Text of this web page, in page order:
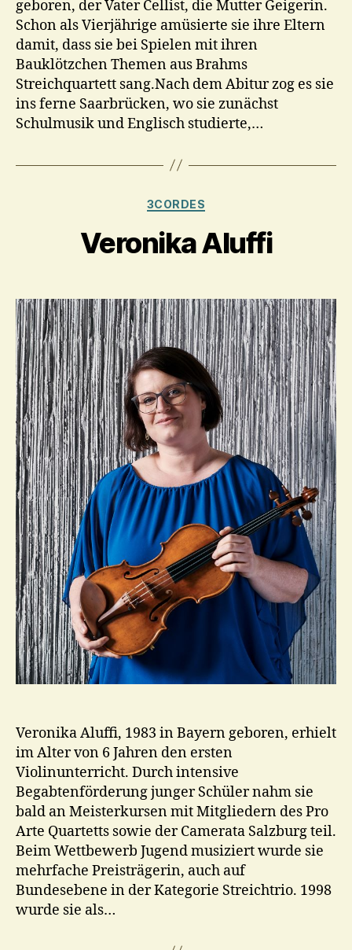
geboren, der Vater Cellist, die Mutter Geigerin.
Schon als Vierjährige amüsierte sie ihre Eltern
damit, dass sie bei Spielen mit ihren
Bauklötzchen Themen aus Brahms
Streichquartett sang.Nach dem Abitur zog es sie
ins ferne Saarbrücken, wo sie zunächst
Schulmusik und Englisch studierte,…
Kategorien
3CORDES
Veronika Aluffi
Veronika Aluffi, 1983 in Bayern geboren, erhielt
im Alter von 6 Jahren den ersten
Violinunterricht. Durch intensive
Begabtenförderung junger Schüler nahm sie
bald an Meisterkursen mit Mitgliedern des Pro
Arte Quartetts sowie der Camerata Salzburg teil.
Beim Wettbewerb Jugend musiziert wurde sie
mehrfache Preisträgerin, auch auf
Bundesebene in der Kategorie Streichtrio. 1998
wurde sie als…